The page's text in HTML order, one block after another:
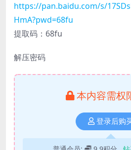
https://pan.baidu.com/s/
HmA?pwd=68fu
提取码：68fu
解压密码
本内容需权
登录后购